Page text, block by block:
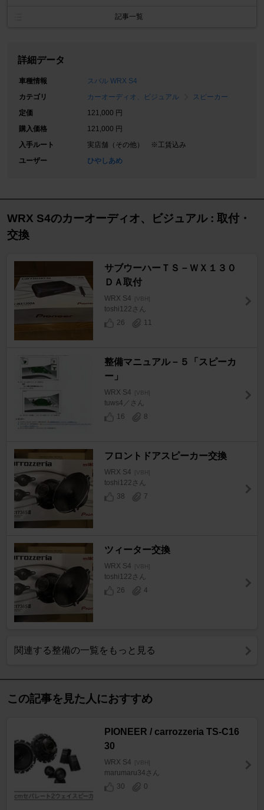
記事一覧
詳細データ
車種情報
スバル WRX S4
カテゴリ
カーオーディオ、ビジュアル
スピーカー
定価
121,000 円
購入価格
121,000 円
入手ルート
実店舗（その他） ※工賃込み
ユーザー
ひやしあめ
WRX S4のカーオーディオ、ビジュアル : 取付・
交換
サブウーハーＴＳ－ＷＸ１３０
ＤＡ取付
WRX S4 [VBH]
toshi122さん
26
11
整備マニュアル－５「スピーカ
ー」
WRX S4 [VBH]
tuws4／さん
16
8
フロントドアスピーカー交換
WRX S4 [VBH]
toshi122さん
38
7
ツィーター交換
WRX S4 [VBH]
toshi122さん
26
4
関連する整備の一覧をもっと見る
この記事を見た人におすすめ
PIONEER / carrozzeria TS-C16
30
WRX S4 [VBH]
marumaru34さん
30
0